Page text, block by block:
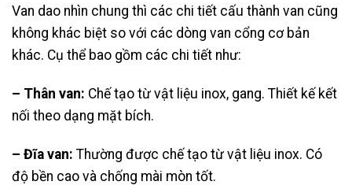
Van dao nhìn chung thì các chi tiết cấu thành van cũng
không khác biệt so với các dòng van cổng cơ bản
khác. Cụ thể bao gồm các chi tiết như:
– Thân van: Chế tạo từ vật liệu inox, gang. Thiết kế kết
nối theo dạng mặt bích.
– Đĩa van: Thường được chế tạo từ vật liệu inox. Có
độ bền cao và chống mài mòn tốt.